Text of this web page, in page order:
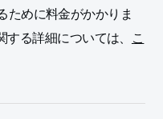
ために料金がかかりま
る詳細については、 こ